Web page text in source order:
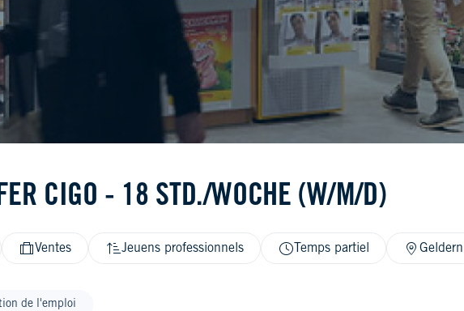
CIGO - 18 STD./WOCHE (W/M/D)
Ventes Jeuens professionnels Temps partiel Geldern
de l'emploi